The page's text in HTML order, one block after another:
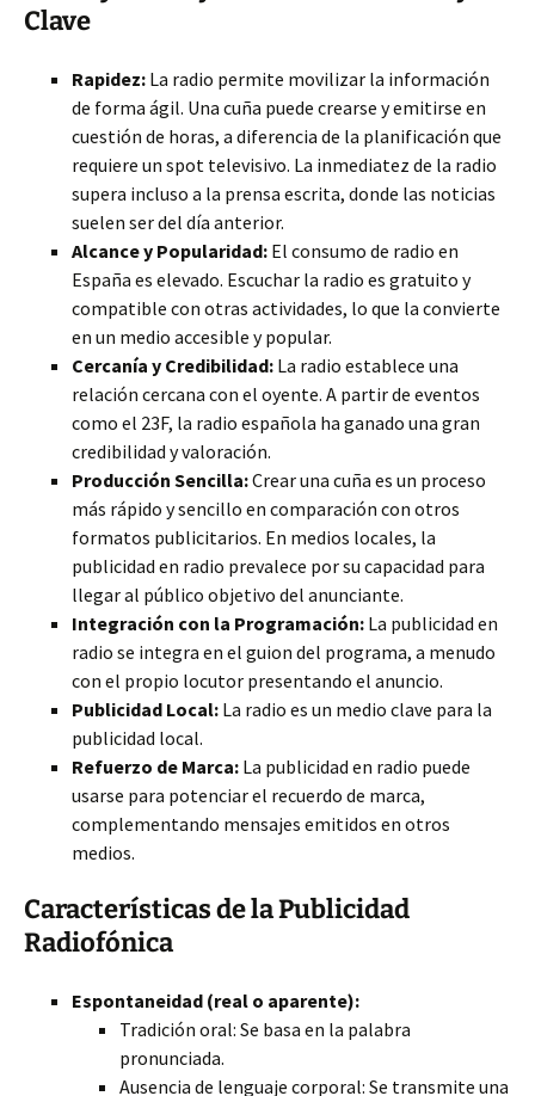
Clave
Rapidez: La radio permite movilizar la información
de forma ágil. Una cuña puede crearse y emitirse en
cuestión de horas, a diferencia de la planificación que
requiere un spot televisivo. La inmediatez de la radio
supera incluso a la prensa escrita, donde las noticias
suelen ser del día anterior.
Alcance y Popularidad: El consumo de radio en
España es elevado. Escuchar la radio es gratuito y
compatible con otras actividades, lo que la convierte
en un medio accesible y popular.
Cercanía y Credibilidad: La radio establece una
relación cercana con el oyente. A partir de eventos
como el 23F, la radio española ha ganado una gran
credibilidad y valoración.
Producción Sencilla:Crear una cuña es un proceso
más rápido y sencillo en comparación con otros
formatos publicitarios. En medios locales, la
publicidad en radio prevalece por su capacidad para
llegar al público objetivo del anunciante.
Integración con la Programación: La publicidad en
radio se integra en el guion del programa, a menudo
con el propio locutor presentando el anuncio.
Publicidad Local: La radio es un medio clave para la
publicidad local.
Refuerzo de Marca: La publicidad en radio puede
usarse para potenciar el recuerdo de marca,
complementando mensajes emitidos en otros
medios.
Características de la Publicidad
Radiofónica
Espontaneidad (real o aparente):
Tradición oral: Se basa en la palabra
pronunciada.
Ausencia de lenguaje corporal: Se transmite una